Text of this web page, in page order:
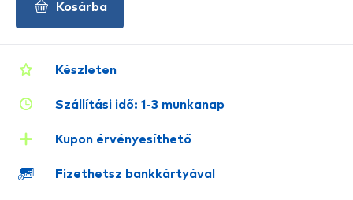
Készleten
Szállítási idő: 1-3 munkanap
Kupon érvényesíthető
Fizethetsz bankkártyával
Kosárba